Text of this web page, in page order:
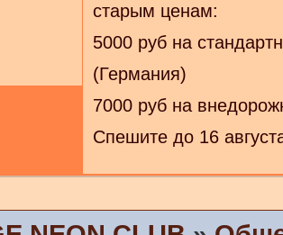
старым ценам:
5000 руб на
(Германия)
7000 руб на
Спешите до 16